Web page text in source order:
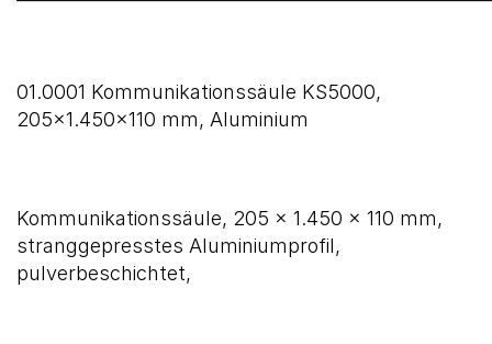
01.0001 Kommunikationssäule KS5000,
205×1.450×110 mm, Aluminium
Kommunikationssäule, 205 x 1.450 x 110 mm,
stranggepresstes Aluminiumprofil,
pulverbeschichtet,